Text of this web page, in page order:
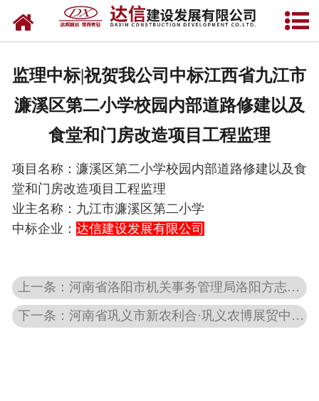
网站首页
招标信息
资质荣誉
联系我们
监理中标|祝贺我公司中标江西省九江市
濂溪区第二小学校园内部道路修建以及
食堂和门房改造项目工程监理
项目名称： 濂溪区第二小学校园内部道路修建以及食
堂和门房改造项目工程监理
业主名称： 九江市濂溪区第二小学
中标企业 ： 达信建设发展有限公司
上一条：河南省洛阳市机关事务管理局洛阳方志馆房屋租赁项目（2024年续签备案）-成交公告
下一条：河南省巩义市新农利合·巩义农博展贸中心项目红线外供配电工程